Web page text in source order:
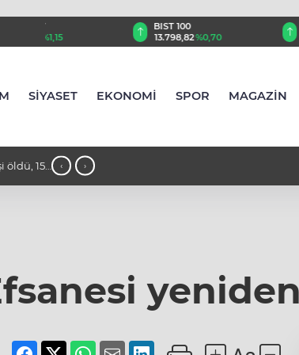
%0,70
47,6964
SİYASET EKONOMİ SPOR MAGAZİN
günlük 07:35 - Cumhurbaşkanı Erdoğan,
‹ ›